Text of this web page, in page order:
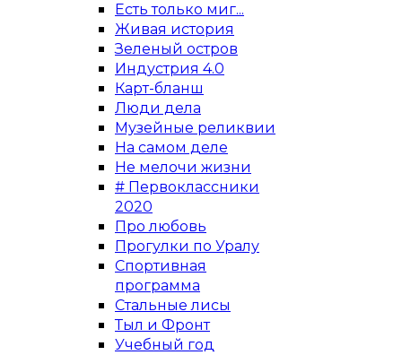
Есть только миг...
Живая история
Зеленый остров
Индустрия 4.0
Карт-бланш
Люди дела
Музейные реликвии
На самом деле
Не мелочи жизни
# Первоклассники
2020
Про любовь
Прогулки по Уралу
Спортивная
программа
Стальные лисы
Тыл и Фронт
Учебный год